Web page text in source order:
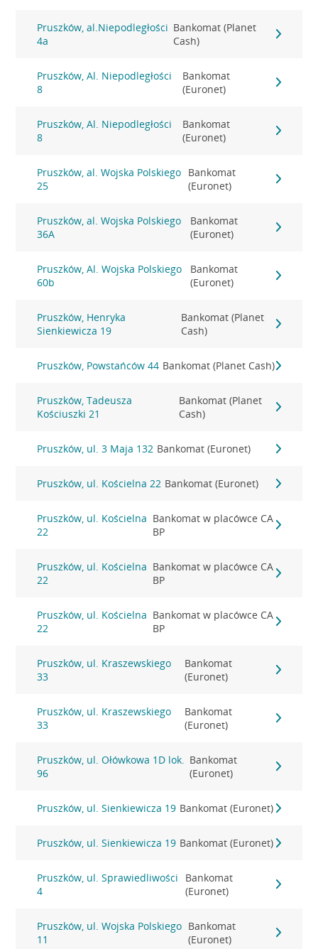
Pruszków, al.Niepodległości
4a
Bankomat (Planet
Cash)
Pruszków, Al. Niepodległości
8
Bankomat
(Euronet)
Pruszków, Al. Niepodległości
8
Bankomat
(Euronet)
Pruszków, al. Wojska Polskiego
25
Bankomat
(Euronet)
Pruszków, al. Wojska Polskiego
36A
Bankomat
(Euronet)
Pruszków, Al. Wojska Polskiego
60b
Bankomat
(Euronet)
Pruszków, Henryka
Sienkiewicza 19
Bankomat (Planet
Cash)
Pruszków, Powstańców 44 Bankomat (Planet Cash)
Pruszków, Tadeusza
Kościuszki 21
Bankomat (Planet
Cash)
Pruszków, ul. 3 Maja 132 Bankomat (Euronet)
Pruszków, ul. Kościelna 22 Bankomat (Euronet)
Pruszków, ul. Kościelna
22
Bankomat w placówce CA
BP
Pruszków, ul. Kościelna
22
Bankomat w placówce CA
BP
Pruszków, ul. Kościelna
22
Bankomat w placówce CA
BP
Pruszków, ul. Kraszewskiego
33
Bankomat
(Euronet)
Pruszków, ul. Kraszewskiego
33
Bankomat
(Euronet)
Pruszków, ul. Ołówkowa 1D lok.
96
Bankomat
(Euronet)
Pruszków, ul. Sienkiewicza 19 Bankomat (Euronet)
Pruszków, ul. Sienkiewicza 19 Bankomat (Euronet)
Pruszków, ul. Sprawiedliwości
4
Bankomat
(Euronet)
Pruszków, ul. Wojska Polskiego
11
Bankomat
(Euronet)